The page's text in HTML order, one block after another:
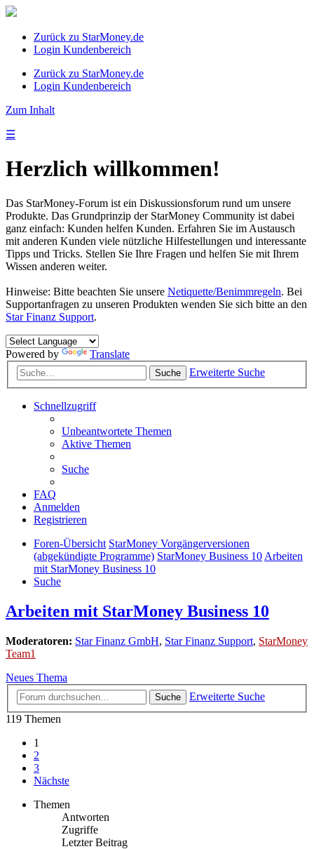
Zurück zu StarMoney.de
Login Kundenbereich
Zurück zu StarMoney.de
Login Kundenbereich
Zum Inhalt
☰
Herzlich willkommen!
Das StarMoney-Forum ist ein Diskussionsforum rund um unsere
Produkte. Das Grundprinzip der StarMoney Community ist dabei
ganz einfach: Kunden helfen Kunden. Erfahren Sie im Austausch
mit anderen Kunden viele nützliche Hilfestellungen und interessante
Tipps und Tricks. Stellen Sie Ihre Fragen und helfen Sie mit Ihrem
Wissen anderen weiter.
Hinweise: Bitte beachten Sie unsere Netiquette/Benimmregeln. Bei
Supportanfragen zu unseren Produkten wenden Sie sich bitte an den
Star Finanz Support.
Powered by Translate
Suche Erweiterte Suche
Schnellzugriff
Unbeantwortete Themen
Aktive Themen
Suche
FAQ
Anmelden
Registrieren
Foren-Übersicht StarMoney Vorgängerversionen
(abgekündigte Programme) StarMoney Business 10Arbeiten
mit StarMoney Business 10
Suche
Arbeiten mit StarMoney Business 10
Moderatoren: Star Finanz GmbH, Star Finanz Support, StarMoney
Team1
Neues Thema
Suche
Erweiterte Suche
119 Themen
1
2
3
Nächste
Themen
Antworten
Zugriffe
Letzter Beitrag